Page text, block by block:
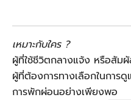
เหมาะกับใคร ?
ผู้ที่ใช้ชีวิตกลางแจ้ง หรือสัมผั
ผู้ที่ต้องการทางเลือกในการ
การพักผ่อนอย่างเพียงพอ